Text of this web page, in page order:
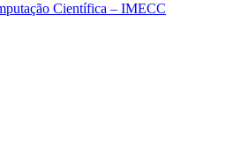
Científica – IMECC